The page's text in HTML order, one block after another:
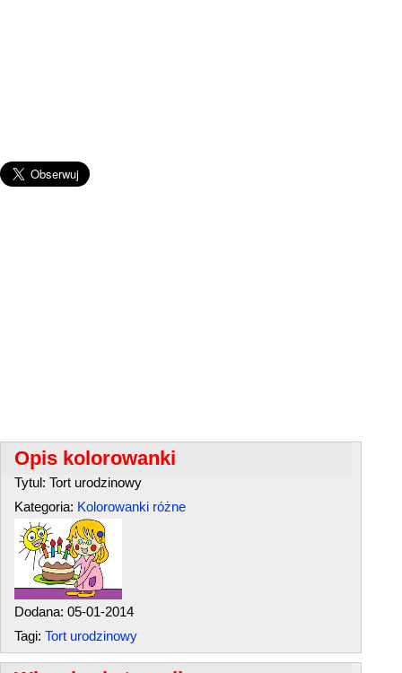
Opis kolorowanki
Tytul: Tort urodzinowy
Kategoria: Kolorowanki różne
Dodana: 05-01-2014
Tagi: Tort urodzinowy